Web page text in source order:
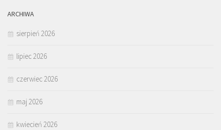
ARCHIWA
sierpień 2026
lipiec 2026
czerwiec 2026
maj 2026
kwiecień 2026